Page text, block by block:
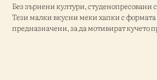
Без зърнени култури, студенопресовани
Тези малки вкусни меки хапки с формата
предназначени, за да мотивират кучето